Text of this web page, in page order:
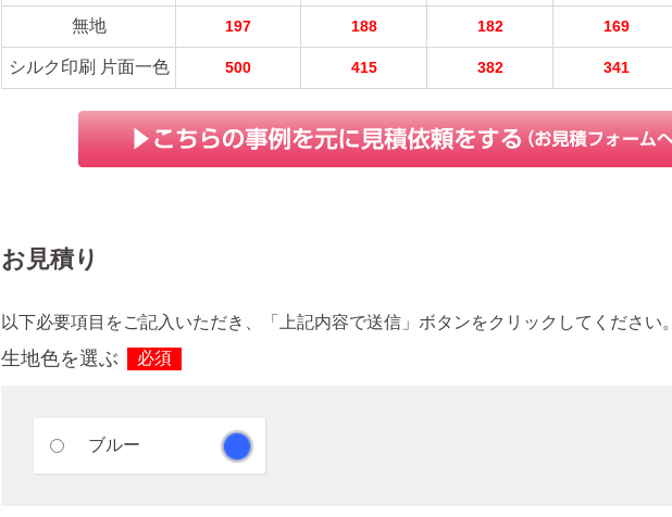
無地
197 188 182 169
シルク印刷 片面一色 500 415 382 341
お見積り
以下必要項目をご記入いただき、「上記内容で送信」ボタンをクリックしてください。
生地色を選ぶ 必須
ブルー